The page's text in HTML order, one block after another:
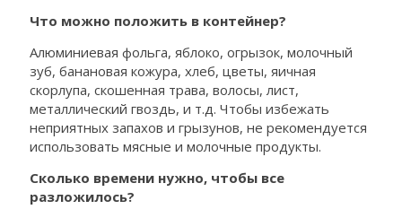
Что можно положить в контейнер?
Алюминиевая фольга, яблоко, огрызок, молочный
зуб, банановая кожура, хлеб, цветы, яичная
скорлупа, скошенная трава, волосы, лист,
металлический гвоздь, и т.д. Чтобы избежать
неприятных запахов и грызунов, не рекомендуется
использовать мясные и молочные продукты.
Сколько времени нужно, чтобы все
разложилось?